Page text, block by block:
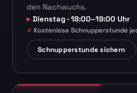
den Nachwuchs.
Dienstag · 18:00–19:00 Uhr
Kostenlose Schnupperstunde
Schnupperstunde sichern